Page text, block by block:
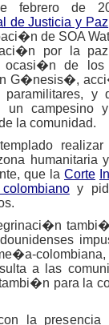
de
de Justicia y Paz
de SOA
por la
ocasi�n de los
G�nesis�,
y
un campesino
la comunidad.
humanitaria
que la Corte
y
a las
para la
la presencia